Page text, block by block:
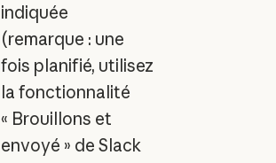
indiquée
(remarque : une
fois planifié, utilisez
la fonctionnalité
« Brouillons et
envoyé » de Slack